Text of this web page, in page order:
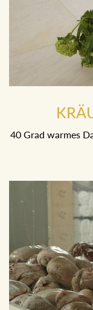
40 Grad warmes